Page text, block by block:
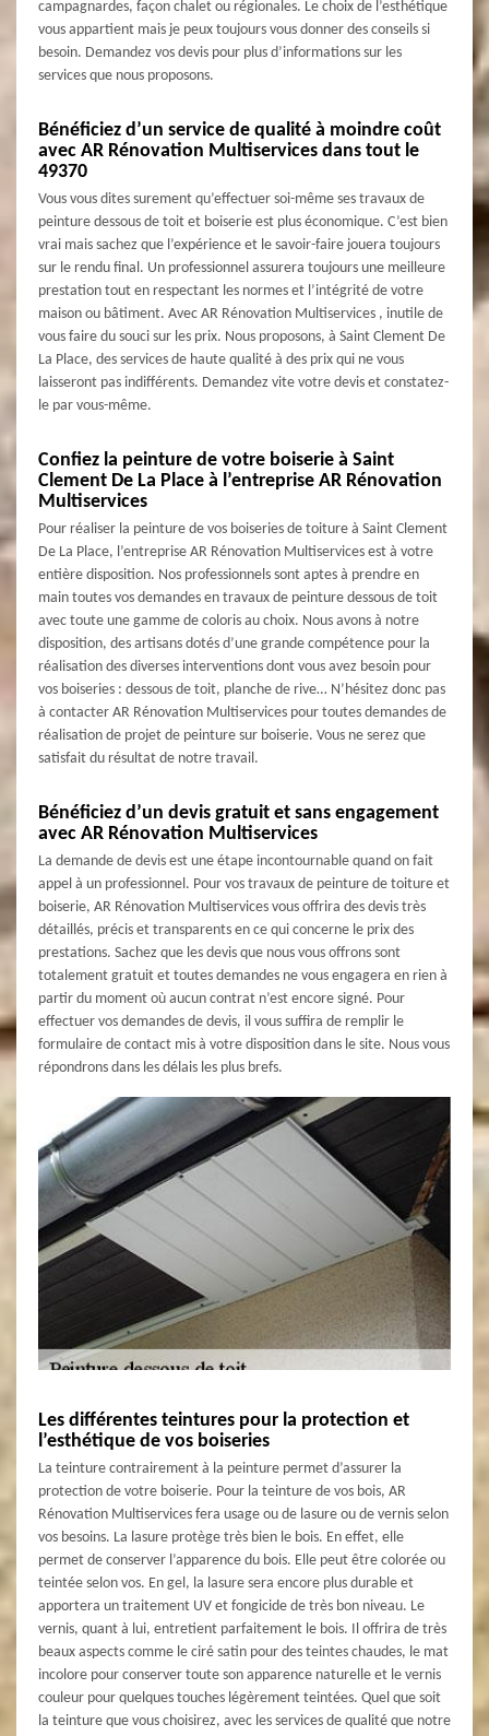
campagnardes, façon chalet ou régionales. Le choix de l’esthétique
vous appartient mais je peux toujours vous donner des conseils si
besoin. Demandez vos devis pour plus d’informations sur les
services que nous proposons.
Bénéficiez d’un service de qualité à moindre coût
avec AR Rénovation Multiservices dans tout le
49370
Vous vous dites surement qu’effectuer soi-même ses travaux de
peinture dessous de toit et boiserie est plus économique. C’est bien
vrai mais sachez que l’expérience et le savoir-faire jouera toujours
sur le rendu final. Un professionnel assurera toujours une meilleure
prestation tout en respectant les normes et l’intégrité de votre
maison ou bâtiment. Avec AR Rénovation Multiservices , inutile de
vous faire du souci sur les prix. Nous proposons, à Saint Clement De
La Place, des services de haute qualité à des prix qui ne vous
laisseront pas indifférents. Demandez vite votre devis et constatez-
le par vous-même.
Confiez la peinture de votre boiserie à Saint
Clement De La Place à l’entreprise AR Rénovation
Multiservices
Pour réaliser la peinture de vos boiseries de toiture à Saint Clement
De La Place, l’entreprise AR Rénovation Multiservices est à votre
entière disposition. Nos professionnels sont aptes à prendre en
main toutes vos demandes en travaux de peinture dessous de toit
avec toute une gamme de coloris au choix. Nous avons à notre
disposition, des artisans dotés d’une grande compétence pour la
réalisation des diverses interventions dont vous avez besoin pour
vos boiseries : dessous de toit, planche de rive… N’hésitez donc pas
à contacter AR Rénovation Multiservices pour toutes demandes de
réalisation de projet de peinture sur boiserie. Vous ne serez que
satisfait du résultat de notre travail.
Bénéficiez d’un devis gratuit et sans engagement
avec AR Rénovation Multiservices
La demande de devis est une étape incontournable quand on fait
appel à un professionnel. Pour vos travaux de peinture de toiture et
boiserie, AR Rénovation Multiservices vous offrira des devis très
détaillés, précis et transparents en ce qui concerne le prix des
prestations. Sachez que les devis que nous vous offrons sont
totalement gratuit et toutes demandes ne vous engagera en rien à
partir du moment où aucun contrat n’est encore signé. Pour
effectuer vos demandes de devis, il vous suffira de remplir le
formulaire de contact mis à votre disposition dans le site. Nous vous
répondrons dans les délais les plus brefs.
Les différentes teintures pour la protection et
l’esthétique de vos boiseries
La teinture contrairement à la peinture permet d’assurer la
protection de votre boiserie. Pour la teinture de vos bois, AR
Rénovation Multiservices fera usage ou de lasure ou de vernis selon
vos besoins. La lasure protège très bien le bois. En effet, elle
permet de conserver l’apparence du bois. Elle peut être colorée ou
teintée selon vos. En gel, la lasure sera encore plus durable et
apportera un traitement UV et fongicide de très bon niveau. Le
vernis, quant à lui, entretient parfaitement le bois. Il offrira de très
beaux aspects comme le ciré satin pour des teintes chaudes, le mat
incolore pour conserver toute son apparence naturelle et le vernis
couleur pour quelques touches légèrement teintées. Quel que soit
la teinture que vous choisirez, avec les services de qualité que notre